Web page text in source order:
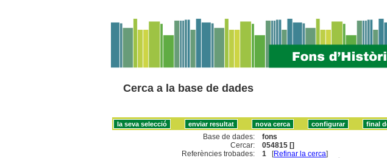
Cerca a la base de dades
Base de dades:
fons
Cercar:
054815 []
Referències trobades:
1 [Refinar la cerca]